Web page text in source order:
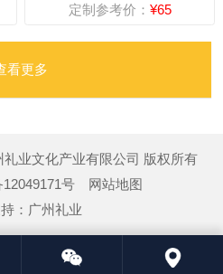
定制参考价： ¥65
看更多
业文化产业有限公司 版权所有
号
网站地图
： 广州礼业